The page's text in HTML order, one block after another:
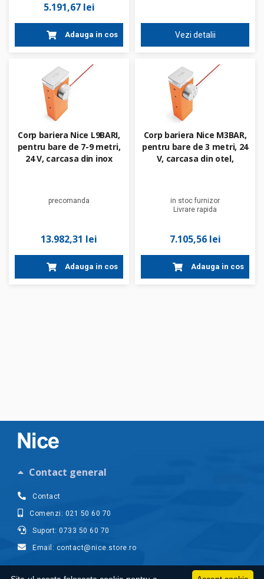
5.191,67 lei
Adauga in cos Vezi detalii
Corp bariera Nice L9BARI,
pentru bare de 7-9 metri,
24 V, carcasa din inox
precomanda
13.982,31 lei
Adauga in cos
Corp bariera Nice M3BAR,
pentru bare de 3 metri, 24
V, carcasa din otel,
in stoc furnizor
Livrare rapida
7.105,56 lei
Adauga in cos
Contact general
Contact
Comenzi: 021 50 60 70
Suport: 0733 50 60 70
Email: contact@nice.store.ro
Contul meu